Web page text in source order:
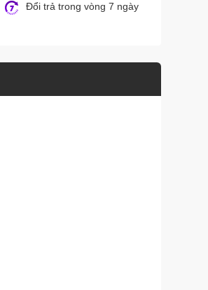
Đổi trả trong vòng 7 ngày